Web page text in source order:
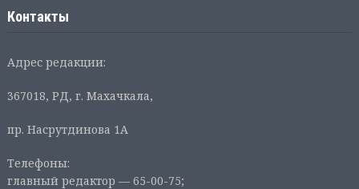
Контакты
Адрес редакции:
367018, РД, г. Махачкала,
пр. Насрутдинова 1А
Телефоны:
главный редактор — 65-00-75;